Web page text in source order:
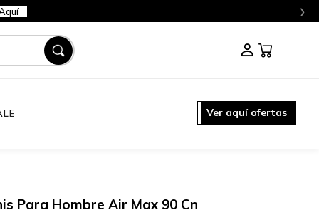
›
Ver aquí ofertas
Para Hombre Air Max 90 Cn